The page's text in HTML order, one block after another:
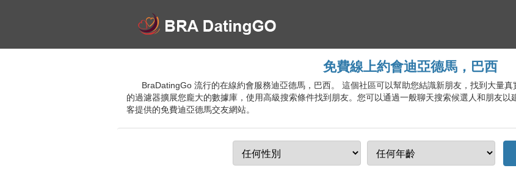
免費線上約會迪亞德馬，巴西
BraDatingGo 流行的在線約會服務迪亞德馬，巴西。 這個社區可以幫助您結識新朋友，找到大量
的過濾器擴展您龐大的數據庫，使用高級搜索條件找到朋友。您可以通過一般聊天搜索候選人和朋友
客提供的免費迪亞德馬交友網站。